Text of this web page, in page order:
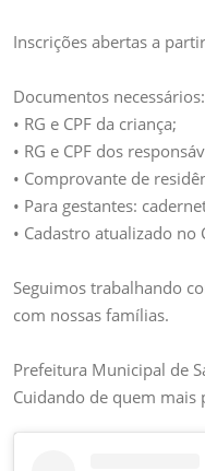
Inscrições abertas a
Documentos necessários:
• RG e CPF da criança;
• RG e CPF dos
• Comprovante de
• Para gestantes:
• Cadastro atualizado no
Seguimos trabalhando
com nossas famílias.
Prefeitura Municipal de
Cuidando de quem mais